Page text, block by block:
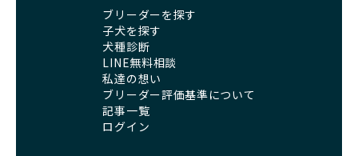
ブリーダーを探す
子犬を探す
犬種診断
LINE無料相談
私達の想い
ブリーダー評価基準について
記事一覧
ログイン